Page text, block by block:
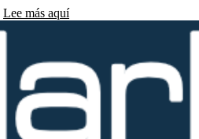
Lee más aquí